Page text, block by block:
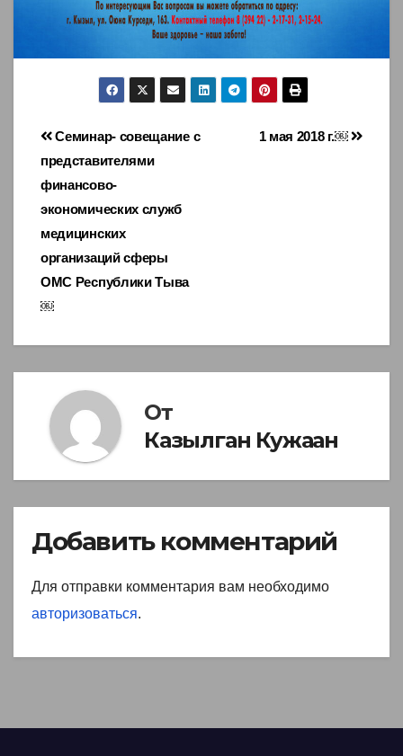
Навигация
по
записям
1 мая 2018 г.￼
Семинар- совещание с
представителями
финансово-
экономических служб
медицинских
организаций сферы
ОМС Республики Тыва
￼
От
Казылган Кужаан
Добавить комментарий
Для отправки комментария вам необходимо
авторизоваться.